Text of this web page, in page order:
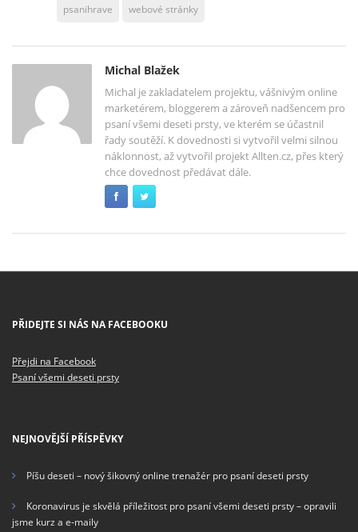
psanihrave webové stránky
Michal Blažek
Michal je zakladatelem projektu, vášnivým online
marketérem, bloggerem a zároveň nadšencem pro
psaní všemi deseti prsty, ve kterém se účastnil
řady soutěží. K dovednosti si vytvořil velmi silnou
náklonnost, až vytvořil projekt Allten.cz, přes který
chce dovednost předávat dále.
PŘIDEJTE SI NÁS NA FACEBOOKU
Přejdi na Facebook
Psaní všemi deseti prsty
NEJNOVĚJŠÍ PŘÍSPĚVKY
Píšu deseti – nový šikovný online trenažér pro psaní deseti prsty
Koronavirus je skvělá příležitost pro psaní všemi deseti prsty – opravili
jsme kurz a e-maily